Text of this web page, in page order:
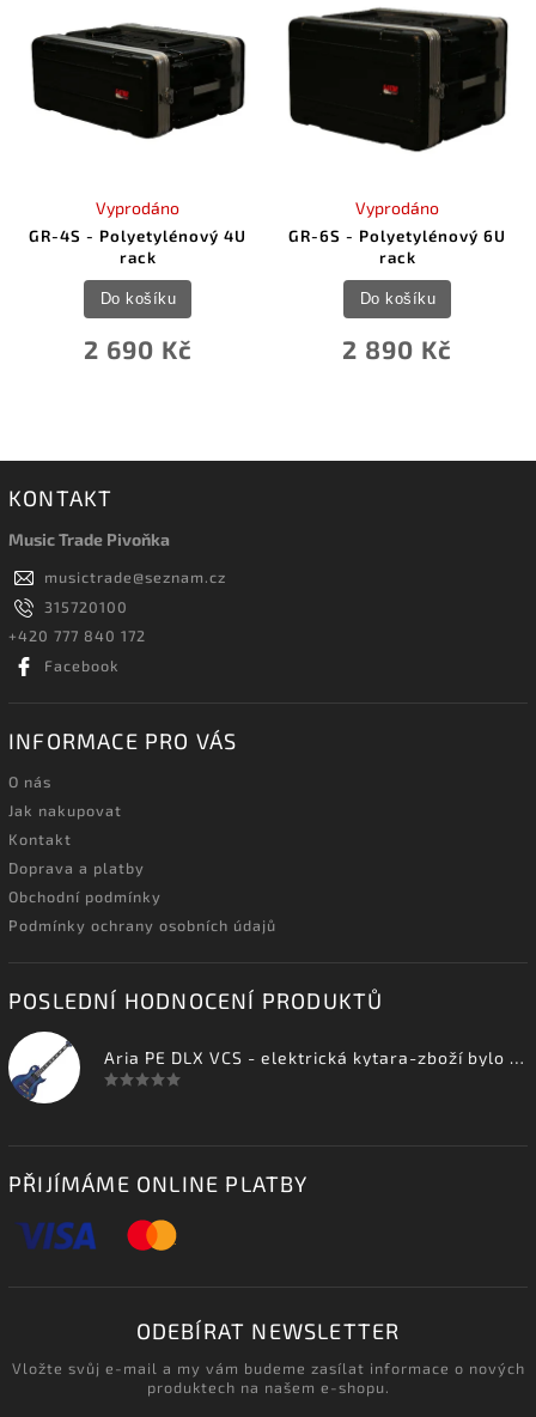
GR-4S - Polyetylénový 4U
rack
Vyprodáno
2 690 Kč
Do košíku
GR-6S - Polyetylénový 6U
rack
Vyprodáno
2 890 Kč
Do košíku
KONTAKT
Music Trade Pivoňka
musictrade@seznam.cz
315720100
+420 777 840 172
Facebook
INFORMACE PRO VÁS
O nás
Jak nakupovat
Kontakt
Doprava a platby
Obchodní podmínky
Podmínky ochrany osobních údajů
POSLEDNÍ HODNOCENÍ PRODUKTŮ
Aria PE DLX VCS - elektrická kytara-zboží bylo vystaveno na prodejně
PŘIJÍMÁME ONLINE PLATBY
ODEBÍRAT NEWSLETTER
Vložte svůj e-mail a my vám budeme zasílat informace o nových
produktech na našem e-shopu.